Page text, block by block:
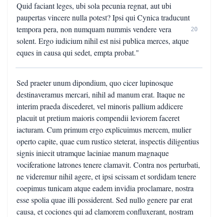
Quid faciant leges, ubi sola pecunia regnat, aut ubi
paupertas vincere nulla potest? Ipsi qui Cynica traducunt
tempora pera, non numquam nummis vendere vera
solent. Ergo iudicium nihil est nisi publica merces, atque
eques in causa qui sedet, empta probat."
20
Sed praeter unum dipondium, quo cicer lupinosque
destinaveramus mercari, nihil ad manum erat. Itaque ne
interim praeda discederet, vel minoris pallium addicere
placuit ut pretium maioris compendii leviorem faceret
iacturam. Cum primum ergo explicuimus mercem, mulier
operto capite, quae cum rustico steterat, inspectis diligentius
signis iniecit utramque laciniae manum magnaque
vociferatione latrones tenere clamavit. Contra nos perturbati,
ne videremur nihil agere, et ipsi scissam et sordidam tenere
coepimus tunicam atque eadem invidia proclamare, nostra
esse spolia quae illi possiderent. Sed nullo genere par erat
causa, et cociones qui ad clamorem confluxerant, nostram